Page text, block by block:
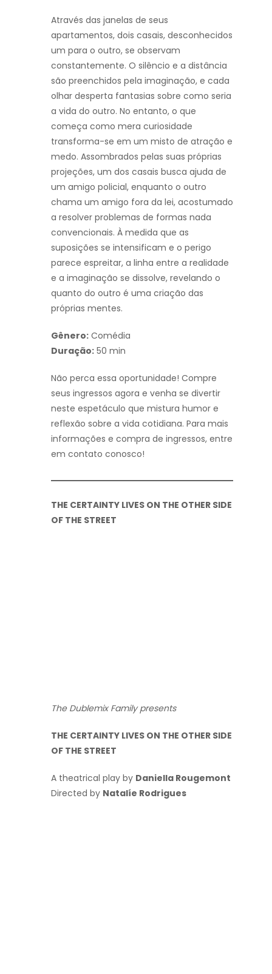
Através das janelas de seus
apartamentos, dois casais, desconhecidos
um para o outro, se observam
constantemente. O silêncio e a distância
são preenchidos pela imaginação, e cada
olhar desperta fantasias sobre como seria
a vida do outro. No entanto, o que
começa como mera curiosidade
transforma-se em um misto de atração e
medo. Assombrados pelas suas próprias
projeções, um dos casais busca ajuda de
um amigo policial, enquanto o outro
chama um amigo fora da lei, acostumado
a resolver problemas de formas nada
convencionais. À medida que as
suposições se intensificam e o perigo
parece espreitar, a linha entre a realidade
e a imaginação se dissolve, revelando o
quanto do outro é uma criação das
próprias mentes.
Gênero: Comédia
Duração: 50 min
Não perca essa oportunidade! Compre
seus ingressos agora e venha se divertir
neste espetáculo que mistura humor e
reflexão sobre a vida cotidiana. Para mais
informações e compra de ingressos, entre
em contato conosco!
THE CERTAINTY LIVES ON THE OTHER SIDE
OF THE STREET
The Dublemix Family presents
THE CERTAINTY LIVES ON THE OTHER SIDE
OF THE STREET
A theatrical play by Daniella Rougemont
Directed by Natalíe Rodrigues